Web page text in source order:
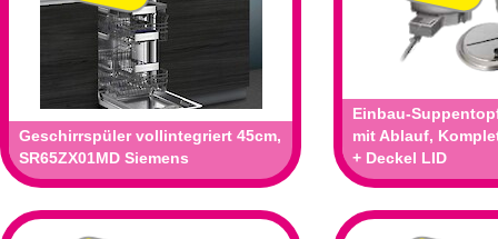
Geschirrspüler vollintegriert 45cm,
SR65ZX01MD Siemens
Einbau-
mit Ablauf,
+ Deckel LID